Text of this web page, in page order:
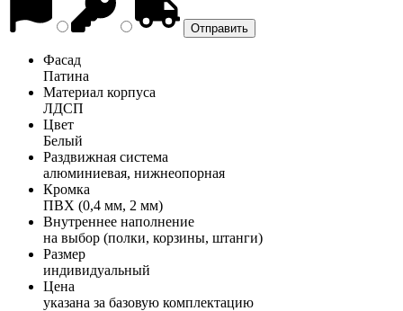
Фасад
Патина
Материал корпуса
ЛДСП
Цвет
Белый
Раздвижная система
алюминиевая, нижнеопорная
Кромка
ПВХ (0,4 мм, 2 мм)
Внутреннее наполнение
на выбор (полки, корзины, штанги)
Размер
индивидуальный
Цена
указана за базовую комплектацию